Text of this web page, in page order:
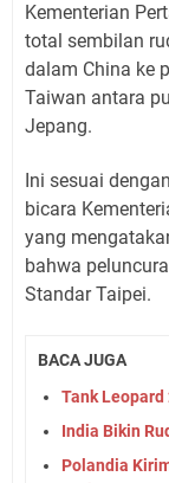
Kementerian
total sembilan
dalam China ke
Taiwan antara
Jepang.
Ini sesuai
bicara
yang
bahwa
Standar Taipei.
BACA JUGA
Tank Leopard
India Bikin
Polandia